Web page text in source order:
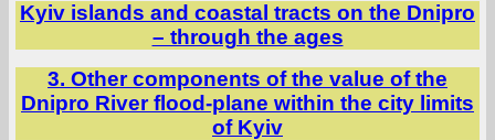
Kyiv islands and coastal tracts on the Dnipro
– through the ages
3. Other components of the value of the
Dnipro River flood-plane within the city limits
of Kyiv